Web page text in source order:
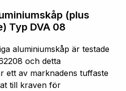
(plus
Typ DVA 08
aluminiumskåp är testade
och detta
ett av marknadens tuffaste
till kraven för